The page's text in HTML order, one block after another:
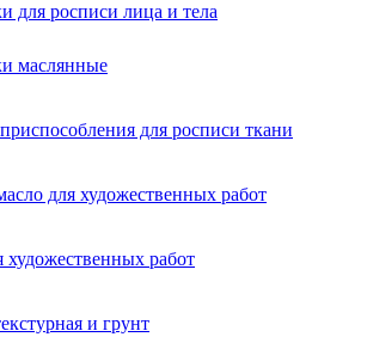
для росписи лица и тела
маслянные
для росписи ткани
для художественных работ
художественных работ
и грунт